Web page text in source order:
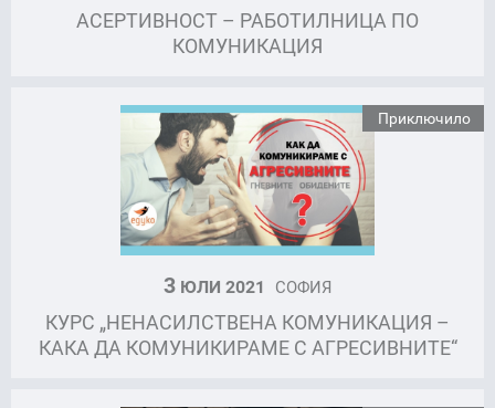
АСЕРТИВНОСТ – РАБОТИЛНИЦА ПО
КОМУНИКАЦИЯ
Приключило
3 ЮЛИ 2021 СОФИЯ
КУРС „НЕНАСИЛСТВЕНА КОМУНИКАЦИЯ –
КАКА ДА КОМУНИКИРАМЕ С АГРЕСИВНИТЕ“